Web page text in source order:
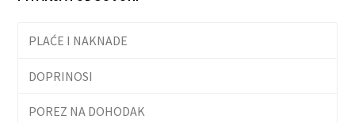
PLAĆE I NAKNADE
DOPRINOSI
POREZ NA DOHODAK